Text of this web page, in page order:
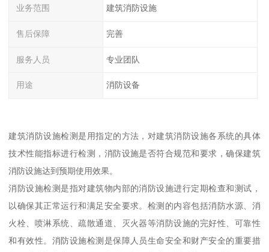
业务范围 建筑消防设施
售后保障 完善
服务人员 专业团队
用途 消防设备
建筑消防设施检测是用指定的方法，对建筑消防设施各系统的具体
技术性能指标进行检测，消防设施是否符合规范和要求，确保建筑
消防设施达到预期使用效果。
消防设施检测是指对建筑物内部的消防设施进行定期检查和测试，
以确保其正常运行和满足安全要求。检测的内容包括消防水源、消
火栓、喷淋系统、疏散通道、灭火器等消防设施的完好性、可靠性
和有效性。消防设施检测是保障人员生命安全和财产安全的重要措